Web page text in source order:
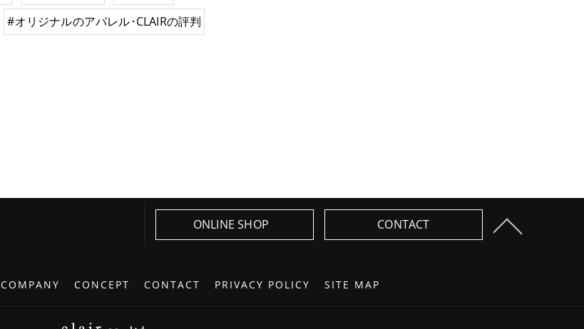
#オリジナルのアパレル･CLAIRの評判
ONLINE SHOP CONTACT
COMPANY CONCEPT CONTACT PRIVACY POLICY SITE MAP